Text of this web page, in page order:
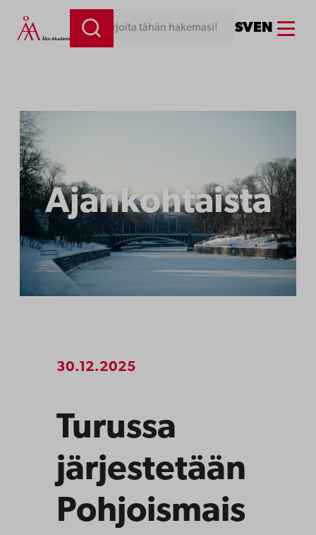
Siirry
sisältöön
Kirjoita tähän hakemasi! SVEN Menu
Ajankohtaista
30.12.2025
Turussa
järjestetään
Pohjoismais